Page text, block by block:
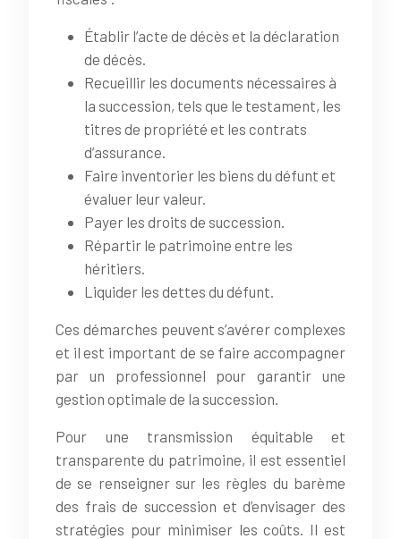
Établir l’acte de décès et la déclaration
de décès.
Recueillir les documents nécessaires à
la succession, tels que le testament, les
titres de propriété et les contrats
d’assurance.
Faire inventorier les biens du défunt et
évaluer leur valeur.
Payer les droits de succession.
Répartir le patrimoine entre les
héritiers.
Liquider les dettes du défunt.
Ces démarches peuvent s’avérer complexes
et il est important de se faire accompagner
par un professionnel pour garantir une
gestion optimale de la succession.
Pour une transmission équitable et
transparente du patrimoine, il est essentiel
de se renseigner sur les règles du barème
des frais de succession et d’envisager des
stratégies pour minimiser les coûts. Il est